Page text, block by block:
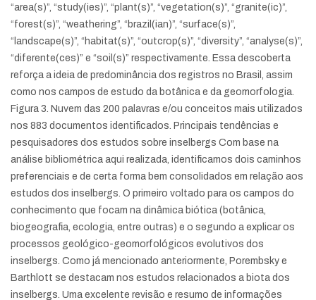
“area(s)”, “study(ies)”, “plant(s)”, “vegetation(s)”, “granite(ic)”,
“forest(s)”, “weathering”, “brazil(ian)”, “surface(s)”,
“landscape(s)”, “habitat(s)”, “outcrop(s)”, “diversity”, “analyse(s)”,
“diferente(ces)” e “soil(s)” respectivamente. Essa descoberta
reforça a ideia de predominância dos registros no Brasil, assim
como nos campos de estudo da botânica e da geomorfologia.
Figura 3. Nuvem das 200 palavras e/ou conceitos mais utilizados
nos 883 documentos identificados. Principais tendências e
pesquisadores dos estudos sobre inselbergs Com base na
análise bibliométrica aqui realizada, identificamos dois caminhos
preferenciais e de certa forma bem consolidados em relação aos
estudos dos inselbergs. O primeiro voltado para os campos do
conhecimento que focam na dinâmica biótica (botânica,
biogeografia, ecologia, entre outras) e o segundo a explicar os
processos geológico-geomorfológicos evolutivos dos
inselbergs. Como já mencionado anteriormente, Porembsky e
Barthlott se destacam nos estudos relacionados a biota dos
inselbergs. Uma excelente revisão e resumo de informações